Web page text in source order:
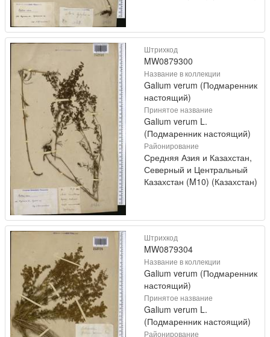
Штрихкод
MW0879300
Название в коллекции
Galium verum (Подмаренник
настоящий)
Принятое название
Galium verum L.
(Подмаренник настоящий)
Районирование
Средняя Азия и Казахстан,
Северный и Центральный
Казахстан (M10) (Казахстан)
Штрихкод
MW0879304
Название в коллекции
Galium verum (Подмаренник
настоящий)
Принятое название
Galium verum L.
(Подмаренник настоящий)
Районирование